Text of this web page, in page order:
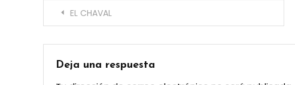
Navegación
entradas
EL CHAVAL
Deja una respuesta